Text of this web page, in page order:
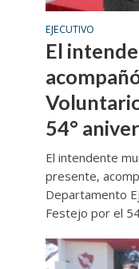
EJECUTIVO
El
54°
El intendente
presente,
Departamento
Festejo por el